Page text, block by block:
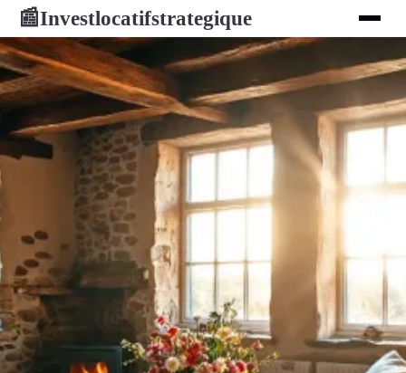
📰Investlocatifstrategique